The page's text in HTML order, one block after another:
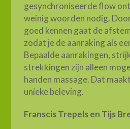
gesynchroniseerde flow
weinig woorden nodig.
goed kennen gaat de
zodat je de aanraking als
Bepaalde aanrakingen,
strekkingen zijn alleen
handen massage. Dat
unieke beleving.
Franscis Trepels en Tijs